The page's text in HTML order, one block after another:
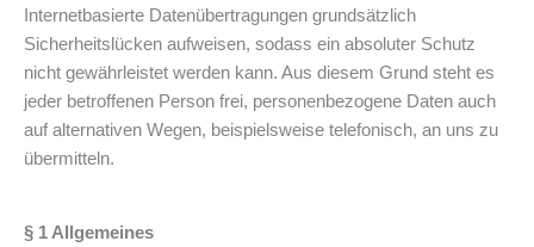
Internetbasierte Datenübertragungen grundsätzlich
Sicherheitslücken aufweisen, sodass ein absoluter Schutz
nicht gewährleistet werden kann. Aus diesem Grund steht es
jeder betroffenen Person frei, personenbezogene Daten auch
auf alternativen Wegen, beispielsweise telefonisch, an uns zu
übermitteln.
§ 1 Allgemeines